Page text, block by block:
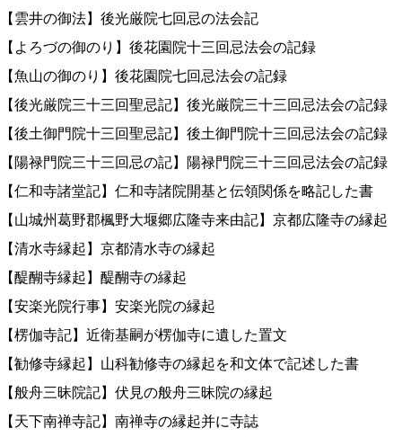
【雲井の御法】後光厳院七回忌の法会記
【よろづの御のり】後花園院十三回忌法会の記録
【魚山の御のり】後花園院七回忌法会の記録
【後光厳院三十三回聖忌記】後光厳院三十三回忌法会の記録
【後土御門院十三回聖忌記】後土御門院十三回忌法会の記録
【陽禄門院三十三回忌の記】陽禄門院三十三回忌法会の記録
【仁和寺諸堂記】仁和寺諸院開基と伝領関係を略記した書
【山城州葛野郡楓野大堰郷広隆寺来由記】京都広隆寺の縁起
【清水寺縁起】京都清水寺の縁起
【醍醐寺縁起】醍醐寺の縁起
【安楽光院行事】安楽光院の縁起
【楞伽寺記】近衛基嗣が楞伽寺に遺した置文
【勧修寺縁起】山科勧修寺の縁起を和文体で記述した書
【般舟三昧院記】伏見の般舟三昧院の縁起
【天下南禅寺記】南禅寺の縁起并に寺誌